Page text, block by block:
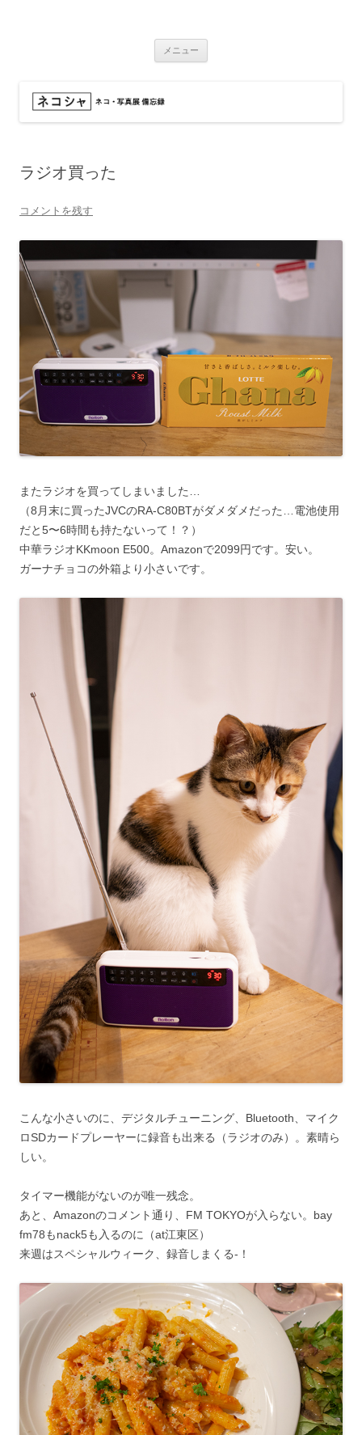
メニュー
ラジオ買った
コメントを残す
またラジオを買ってしまいました…
（8月末に買ったJVCのRA-C80BTがダメダメだった…電池使用
だと5〜6時間も持たないって！？）
中華ラジオKKmoon E500。Amazonで2099円です。安い。
ガーナチョコの外箱より小さいです。
こんな小さいのに、デジタルチューニング、Bluetooth、マイク
ロSDカードプレーヤーに録音も出来る（ラジオのみ）。素晴ら
しい。
タイマー機能がないのが唯一残念。
あと、Amazonのコメント通り、FM TOKYOが入らない。bay
fm78もnack5も入るのに（at江東区）
来週はスペシャルウィーク、録音しまくる-！